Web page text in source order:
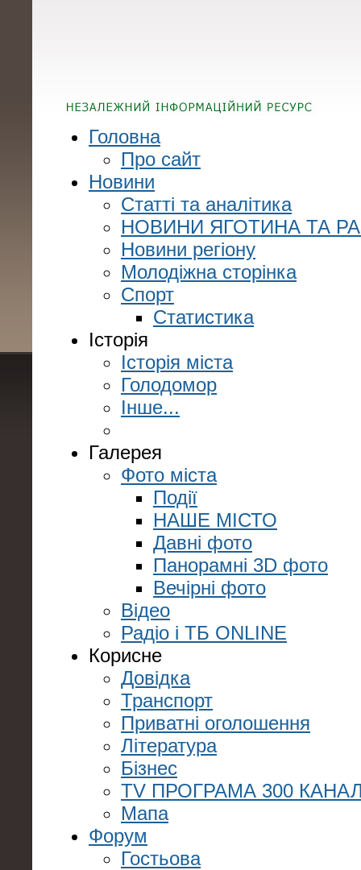
Головна
Про сайт
Новини
Статті та аналітика
НОВИНИ ЯГОТИНА ТА
Новини регіону
Молодіжна сторінка
Спорт
Статистика
Історія
Історія міста
Голодомор
Інше...
Галерея
Фото міста
Події
НАШЕ МІСТО
Давні фото
Панорамні 3D фото
Вечірні фото
Відео
Радіо і ТБ ONLINE
Корисне
Довідка
Транспорт
Приватні оголошення
Література
Бізнес
TV ПРОГРАМА 300
Мапа
Форум
Гостьова